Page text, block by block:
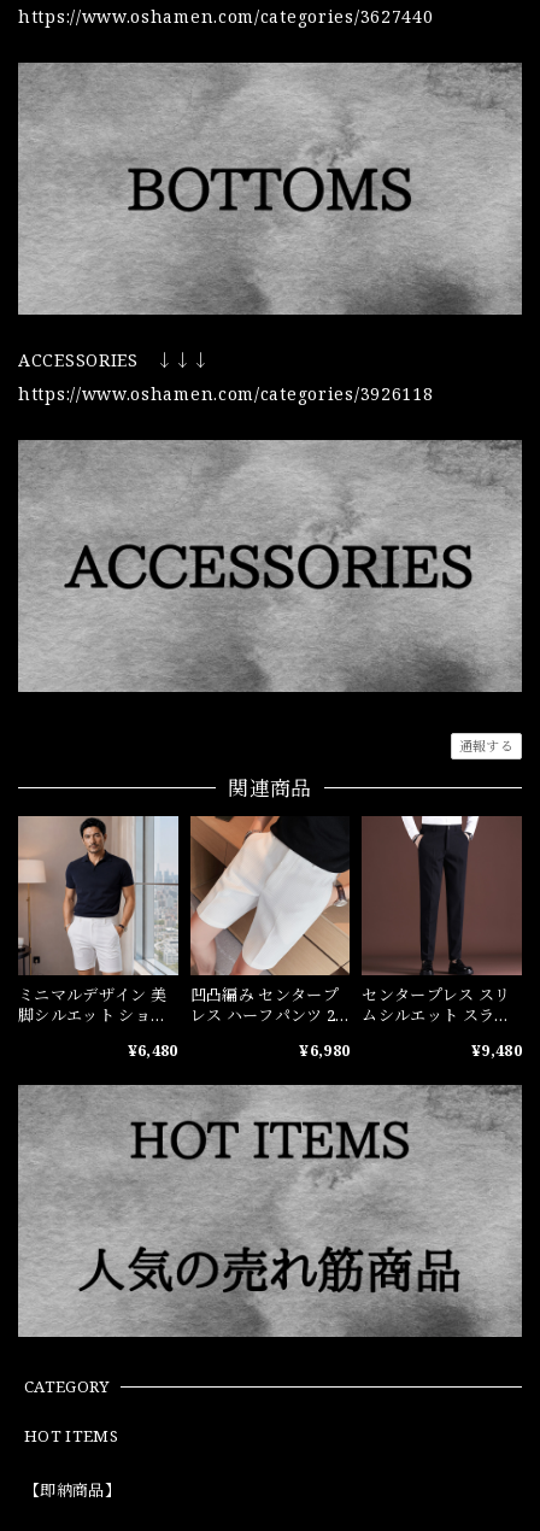
CATEGORY
HOT ITEMS
【即納商品】
https://www.oshamen.com/categories/3627440
ACCESSORIES ↓↓↓
https://www.oshamen.com/categories/3926118
通報する
関連商品
ミニマルデザイン 美
脚シルエット ショー
¥6,480
凹凸編み センタープ
レス ハーフパンツ 2
¥6,980
センタープレス スリ
ムシルエット スラッ
¥9,480